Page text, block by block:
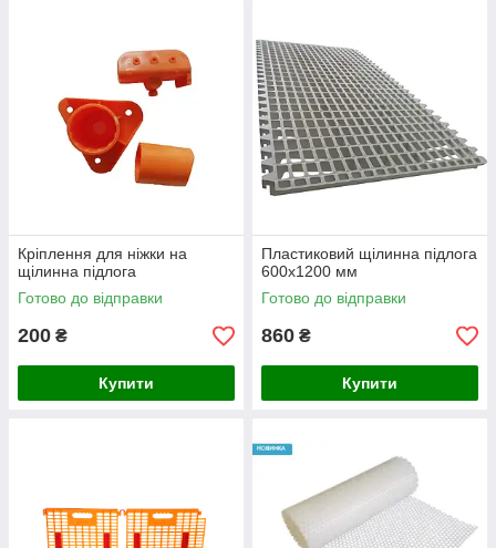
Кріплення для ніжки на
щілинна підлога
Готово до відправки
200 ₴
Купити
Пластиковий щілинна підлога
600х1200 мм
Готово до відправки
860 ₴
Купити